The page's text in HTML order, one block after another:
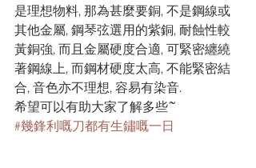
是理想物料, 那為甚麼要銅, 不是鋼線或
其他金屬, 鋼琴弦選用的紫銅, 耐蝕性較
黃銅強, 而且金屬硬度合適, 可緊密纏繞
著鋼線上, 而鋼材硬度太高, 不能緊密結
合, 音色亦不理想, 容易有染音.
希望可以有助大家了解多些~
#幾鋒利嘅刀都有生鏽嘅一日